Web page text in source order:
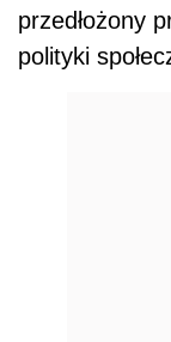
przedłożony
polityki